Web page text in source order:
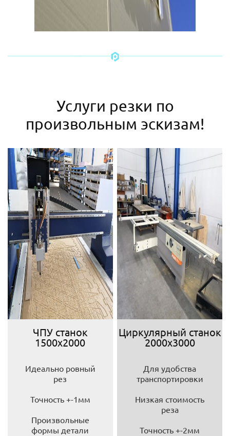
Услуги резки по
произвольным эскизам!
ЧПУ станок
1500х2000
Идеально ровный
рез
Точность +-1мм
Произвольные
формы детали
Циркулярный станок
2000х3000
Для удобства
транспортировки
Низкая стоимость
реза
Точность +-2мм